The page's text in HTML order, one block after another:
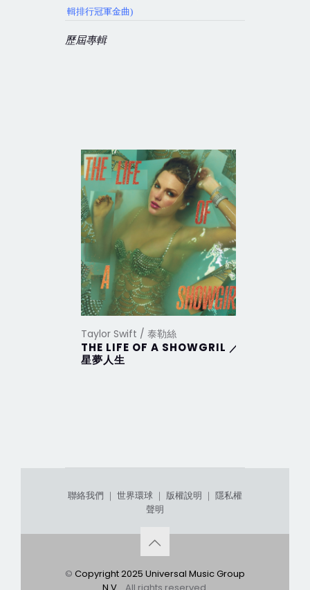
輯排行冠軍金曲)
歷屆專輯
Taylor Swift / 泰勒絲
THE LIFE OF A SHOWGRIL ／
星夢人生
聯絡我們 ｜ 世界環球 ｜ 版權說明 ｜ 隱私權
聲明
© Copyright 2025 Universal Music Group